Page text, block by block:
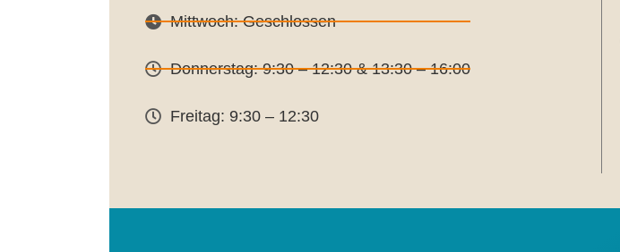
Mittwoch: Geschlossen
Donnerstag: 9:30 – 12:30 & 13:30 – 16:00
Freitag: 9:30 – 12:30